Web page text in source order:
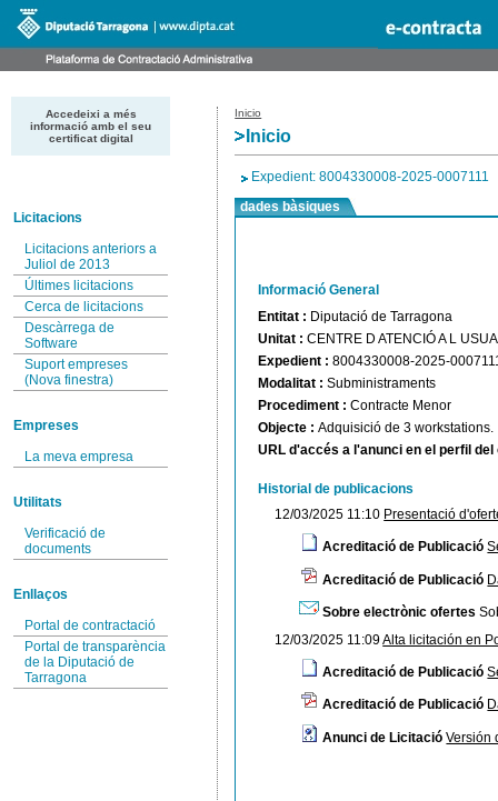
Accedeixi a més
informació amb el seu
certificat digital
Licitacions
Licitacions anteriors a
Juliol de 2013
Últimes licitacions
Cerca de licitacions
Descàrrega de
Software
Suport empreses
(Nova finestra)
Empreses
La meva empresa
Utilitats
Verificació de
documents
Enllaços
Portal de contractació
Portal de transparència
de la Diputació de
Tarragona
Inicio
Inicio
Expedient: 8004330008-2025-0007111
dades bàsiques
Informació General
Entitat : Diputació de Tarragona
Unitat :CENTRE D ATENCIÓ A L
Expedient :8004330008-2025-
Modalitat :Subministraments
Procediment :Contracte Menor
Objecte :Adquisició de 3 workstations.
URL d'accés a l'anunci en el perfil
Historial de publicacions
12/03/2025 11:10 Presentació
Acreditació de Publicació
Acreditació de Publicació
Sobre electrònic ofertes
12/03/2025 11:09Alta licitación en
Acreditació de Publicació
Acreditació de Publicació
Anunci de Licitació Versión